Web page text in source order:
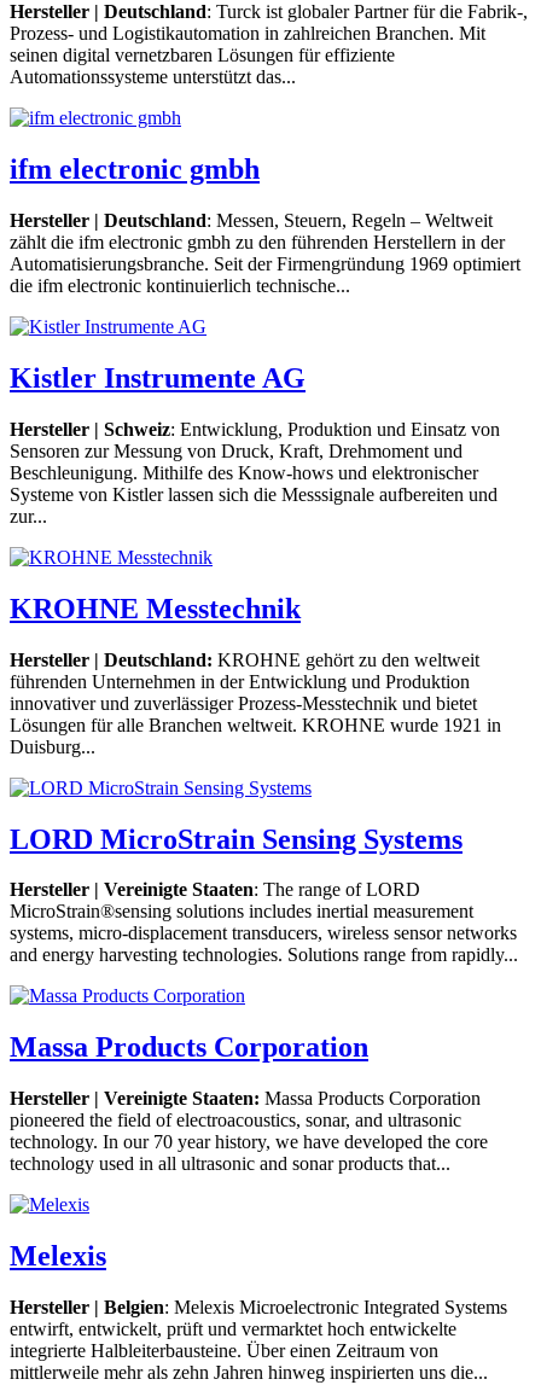
Hersteller | Deutschland: Turck ist globaler Partner für die Fabrik-,
Prozess- und Logistikautomation in zahlreichen Branchen. Mit
seinen digital vernetzbaren Lösungen für effiziente
Automationssysteme unterstützt das...
ifm electronic gmbh
Hersteller | Deutschland: Messen, Steuern, Regeln – Weltweit
zählt die ifm electronic gmbh zu den führenden Herstellern in der
Automatisierungsbranche. Seit der Firmengründung 1969 optimiert
die ifm electronic kontinuierlich technische...
Kistler Instrumente AG
Hersteller | Schweiz: Entwicklung, Produktion und Einsatz von
Sensoren zur Messung von Druck, Kraft, Drehmoment und
Beschleunigung. Mithilfe des Know-hows und elektronischer
Systeme von Kistler lassen sich die Messsignale aufbereiten und
zur...
KROHNE Messtechnik
Hersteller | Deutschland: KROHNE gehört zu den weltweit
führenden Unternehmen in der Entwicklung und Produktion
innovativer und zuverlässiger Prozess-Messtechnik und bietet
Lösungen für alle Branchen weltweit. KROHNE wurde 1921 in
Duisburg...
LORD MicroStrain Sensing Systems
Hersteller | Vereinigte Staaten: The range of LORD
MicroStrain®sensing solutions includes inertial measurement
systems, micro-displacement transducers, wireless sensor networks
and energy harvesting technologies. Solutions range from rapidly...
Massa Products Corporation
Hersteller | Vereinigte Staaten: Massa Products Corporation
pioneered the field of electroacoustics, sonar, and ultrasonic
technology. In our 70 year history, we have developed the core
technology used in all ultrasonic and sonar products that...
Melexis
Hersteller | Belgien: Melexis Microelectronic Integrated Systems
entwirft, entwickelt, prüft und vermarktet hoch entwickelte
integrierte Halbleiterbausteine. Über einen Zeitraum von
mittlerweile mehr als zehn Jahren hinweg inspirierten uns die...